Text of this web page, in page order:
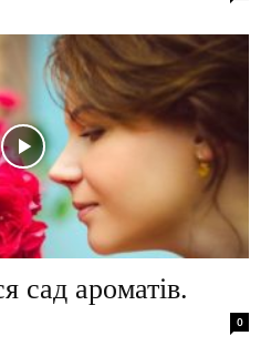
сад ароматів.
0